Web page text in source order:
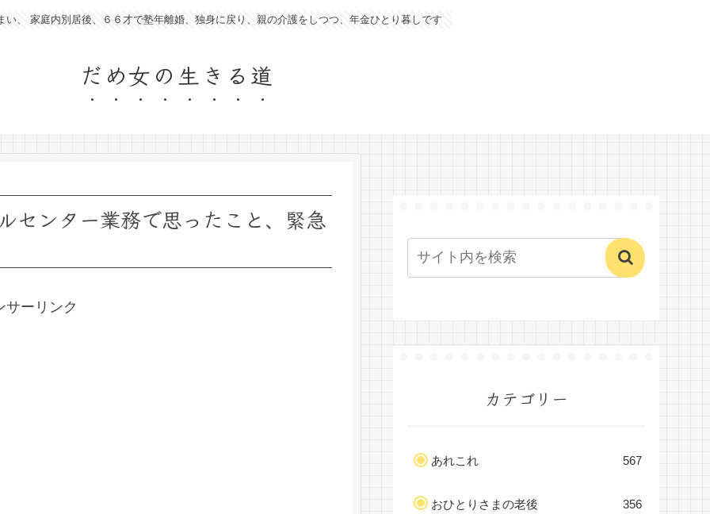
い、 家庭内別居後、６６才で塾年離婚、独身に戻り、親の介護をしつつ、年金ひとり暮しです
だめ女の生きる道
センター業務で思ったこと、緊急
サーリンク
カテゴリー
あれこれ 567
おひとりさまの老後 356